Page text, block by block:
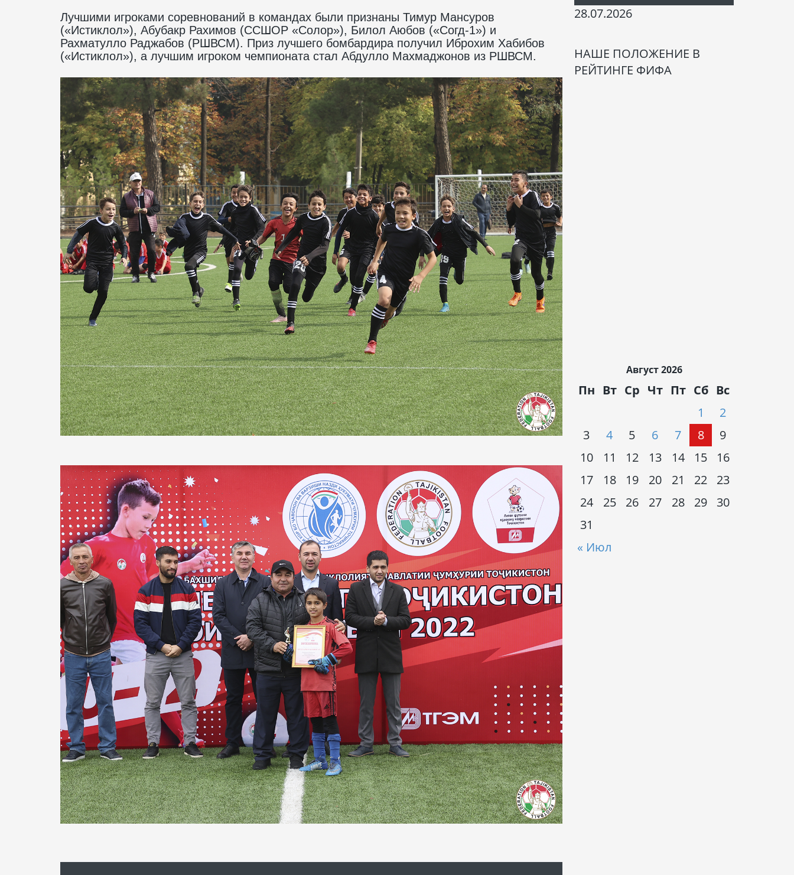
Лучшими игроками соревнований в командах были признаны Тимур Мансуров
(«Истиклол»), Абубакр Рахимов (ССШОР «Солор»), Билол Аюбов («Согд-1») и
Рахматулло Раджабов (РШВСМ). Приз лучшего бомбардира получил Иброхим Хабибов
(«Истиклол»), а лучшим игроком чемпионата стал Абдулло Махмаджонов из РШВСМ.
28.07.2026
НАШЕ ПОЛОЖЕНИЕ В
РЕЙТИНГЕ ФИФА
Август 2026
Пн Вт Ср Чт Пт Сб Вс
« Июл
1
2
3
4 5 6 7 8
9
10
11 12 13 14 15
16
17
18 19 20 21 22
23
24
25 26 27 28 29
30
31